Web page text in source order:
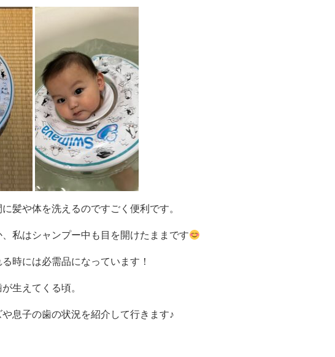
髪や体を洗えるのですごく便利です。
私はシャンプー中も目を開けたままです
時には必需品になっています！
生えてくる頃。
息子の歯の状況を紹介して行きます♪